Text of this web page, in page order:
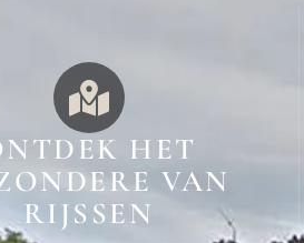
HET
VAN
RIJSSEN